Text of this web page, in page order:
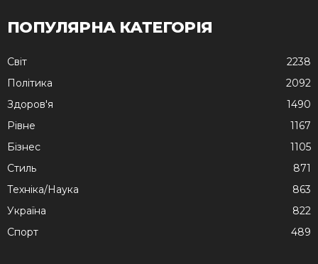
ПОПУЛЯРНА КАТЕГОРІЯ
Cвіт
2238
Політика
2092
Здоров'я
1490
Рівне
1167
Бізнес
1105
Стиль
871
Техніка/Наука
863
Україна
822
Спорт
489